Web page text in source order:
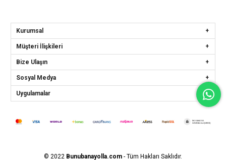
Kurumsal
Müşteri İlişkileri
Bize Ulaşın
Sosyal Medya
Uygulamalar
© 2022 Bunubanayolla.com- Tüm Hakları Saklıdır.